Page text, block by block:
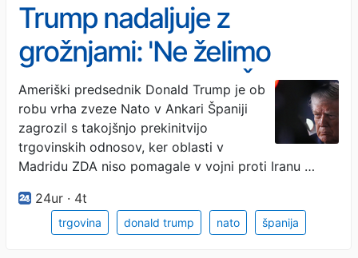
Trump nadaljuje z
grožnjami: 'Ne želimo
nobene trgovine s Španijo'
Ameriški predsednik Donald Trump je ob
robu vrha zveze Nato v Ankari Španiji
zagrozil s takojšnjo prekinitvijo
trgovinskih odnosov, ker oblasti v
Madridu ZDA niso pomagale v vojni proti Iranu …
24ur · 4t
trgovina donald trump nato španija